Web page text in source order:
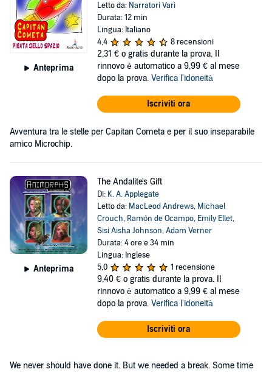
Anteprima
Letto da: Narratori Vari
Durata: 12 min
Lingua: Italiano
4,4
8 recensioni
2,31 € o gratis durante la prova. Il
rinnovo è automatico a 9,99 € al mese
dopo la prova. Verifica l'idoneità
Iscriviti ora
Avventura tra le stelle per Capitan Cometa e per il suo inseparabile
amico Microchip.
Anteprima
The Andalite's Gift
Di: K. A. Applegate
Letto da: MacLeod Andrews, Michael
Crouch, Ramón de Ocampo, Emily Ellet,
Sisi Aisha Johnson,Adam Verner
Durata: 4 ore e 34 min
Lingua: Inglese
5,0
1 recensione
9,40 € o gratis durante la prova. Il
rinnovo è automatico a 9,99 € al mese
dopo la prova. Verifica l'idoneità
Iscriviti ora
We never should have done it. But we needed a break. Some time